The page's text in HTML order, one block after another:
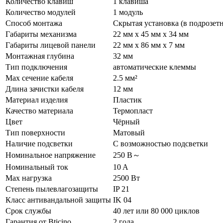
Количество модулей
1 модуль
Способ монтажа
Скрытая установка (в
Габариты механизма
22 мм x 45 мм x 34 мм
Габариты лицевой панели
22 мм x 86 мм x 7 мм
Монтажная глубина
32 мм
Тип подключения
автоматические клеммы
Max сечение кабеля
2.5 мм²
Длина зачистки кабеля
12 мм
Материал изделия
Пластик
Качество материала
Термопласт
Цвет
Чёрный
Тип поверхности
Матовый
Наличие подсветки
С возможностью подсветки
Номинальное напряжение
250 В～
Номинальный ток
10 A
Max нагрузка
2500 Вт
Степень пылевлагозащиты
IP 21
Класс антивандальной защиты IK 04
Срок службы
40 лет или 80 000 циклов